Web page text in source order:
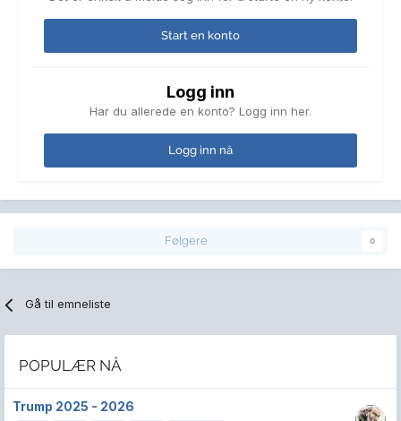
Start en konto
Logg inn
Har du allerede en konto? Logg inn her.
Logg inn nå
Følgere 0
Gå til emneliste
POPULÆR NÅ
Trump 2025 - 2026